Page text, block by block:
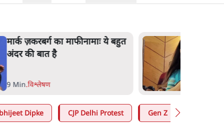
मार्क ज़करबर्ग का माफीनामाः ये बहुत
अंदर की बात है
9 Min.विश्लेषण
Dipke CJP Delhi Protest Gen Z